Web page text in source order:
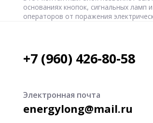
основаниях кнопок, сигнальных
операторов от поражения
+7 (960) 426-80-58
Электронная почта
energylong@mail.ru